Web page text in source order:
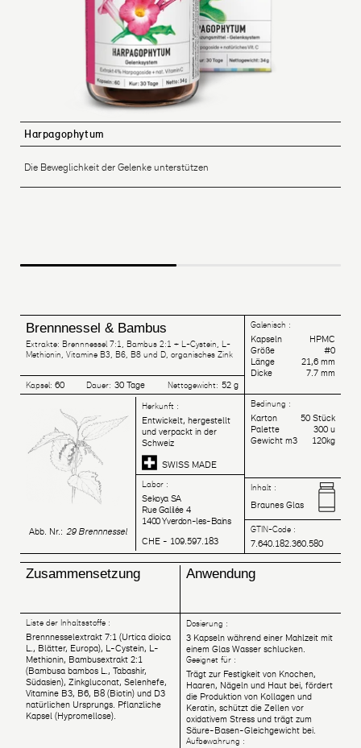
Harpagophytum
Die Beweglichkeit der Gelenke unterstützen
Brennnessel & Bambus
Extrakte: Brennnessel 7:1, Bambus 2:1 + L-Cystein, L-
Methionin, Vitamine B3, B6, B8 und D, organisches Zink
Kapsel: 60 Dauer: 30 Tage Nettogewicht: 52 g
Abb. Nr.: 29 Brennnessel
Herkunft :
Entwickelt, hergestellt
und verpackt in der
Schweiz
SWISS MADE
Labor :
Sekoya SA
Rue Galilée 4
1400 Yverdon-les-Bains
CHE - 109.597.183
Galenisch :
Kapseln
HPMC
Größe
#0
Länge
21,6 mm
Dicke
7.7 mm
Bedinung :
Karton
50 Stück
Palette
300 u
Gewicht m3
120kg
Inhalt :
Braunes Glas
GTIN-Code :
7.640.182.360.580
Zusammensetzung
Liste der Inhaltsstoffe :
Brennnesselextrakt 7:1 (Urtica dioica
L., Blätter, Europa), L-Cystein, L-
Methionin, Bambusextrakt 2:1
(Bambusa bambos L., Tabashir,
Südasien), Zinkgluconat, Selenhefe,
Vitamine B3, B6, B8 (Biotin) und D3
natürlichen Ursprungs. Pflanzliche
Kapsel (Hypromellose).
Anwendung
Dosierung :
3 Kapseln während einer Mahlzeit mit
einem Glas Wasser schlucken.
Geeignet für :
Trägt zur Festigkeit von Knochen,
Haaren, Nägeln und Haut bei, fördert
die Produktion von Kollagen und
Keratin, schützt die Zellen vor
oxidativem Stress und trägt zum
Säure-Basen-Gleichgewicht bei.
Aufbewahrung :